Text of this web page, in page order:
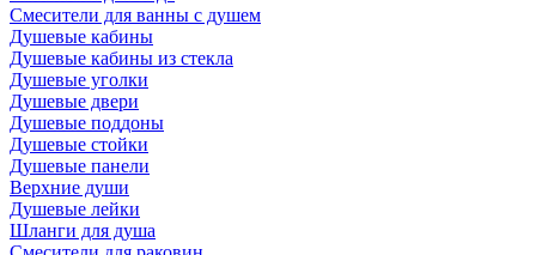
Смесители для ванны с душем
Душевые кабины
Душевые кабины из стекла
Душевые уголки
Душевые двери
Душевые поддоны
Душевые стойки
Душевые панели
Верхние души
Душевые лейки
Шланги для душа